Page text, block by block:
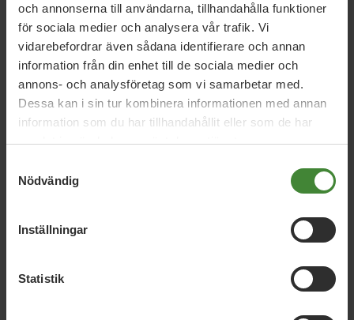
och annonserna till användarna, tillhandahålla funktioner
för sociala medier och analysera vår trafik. Vi
vidarebefordrar även sådana identifierare och annan
information från din enhet till de sociala medier och
annons- och analysföretag som vi samarbetar med.
Dessa kan i sin tur kombinera informationen med annan
information som du har tillhandahållit eller som de har
samlat in när du har använt deras tjänster.
Nödvändig
Inställningar
Statistik
Arvid Norin
Politisk sekreterare och kanslist
Läs mer om Arvid Norin
Tor Westbom Svenungsson
Kanslist och politisk sekreterare för
MP Västerbotten
Svenungsson